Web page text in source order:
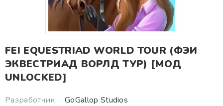
FEI EQUESTRIAD WORLD TOUR (ФЭИ
ЭКВЕСТРИАД ВОРЛД ТУР) [МОД
UNLOCKED]
Разработчик:
GoGallop Studios